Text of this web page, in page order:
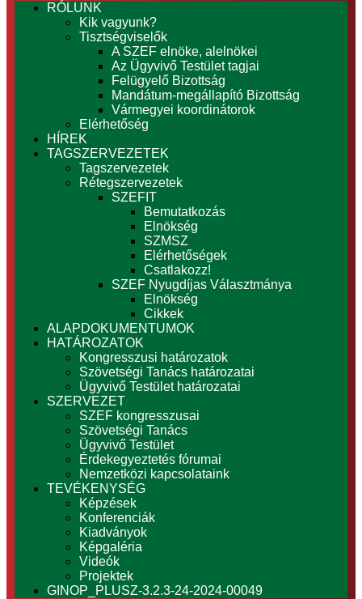
RÓLUNK
Kik vagyunk?
Tisztségviselők
A SZEF elnöke, alelnökei
Az Ügyvivő Testület tagjai
Felügyelő Bizottság
Mandátum-megállapító Bizottság
Vármegyei koordinátorok
Elérhetőség
HÍREK
TAGSZERVEZETEK
Tagszervezetek
Rétegszervezetek
SZEFIT
Bemutatkozás
Elnökség
SZMSZ
Elérhetőségek
Csatlakozz!
SZEF Nyugdíjas Választmánya
Elnökség
Cikkek
ALAPDOKUMENTUMOK
HATÁROZATOK
Kongresszusi határozatok
Szövetségi Tanács határozatai
Ügyvivő Testület határozatai
SZERVEZET
SZEF kongresszusai
Szövetségi Tanács
Ügyvivő Testület
Érdekegyeztetés fórumai
Nemzetközi kapcsolataink
TEVÉKENYSÉG
Képzések
Konferenciák
Kiadványok
Képgaléria
Videók
Projektek
GINOP_PLUSZ-3.2.3-24-2024-00049